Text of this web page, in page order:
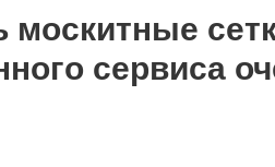
москитные
сервиса